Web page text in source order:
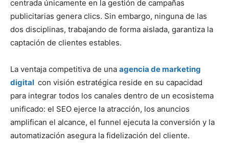
centrada únicamente en la gestión de campañas
publicitarias genera clics. Sin embargo, ninguna de las
dos disciplinas, trabajando de forma aislada, garantiza la
captación de clientes estables.
La ventaja competitiva de una agencia de marketing
digital con visión estratégica reside en su capacidad
para integrar todos los canales dentro de un ecosistema
unificado: el SEO ejerce la atracción, los anuncios
amplifican el alcance, el funnel ejecuta la conversión y la
automatización asegura la fidelización del cliente.